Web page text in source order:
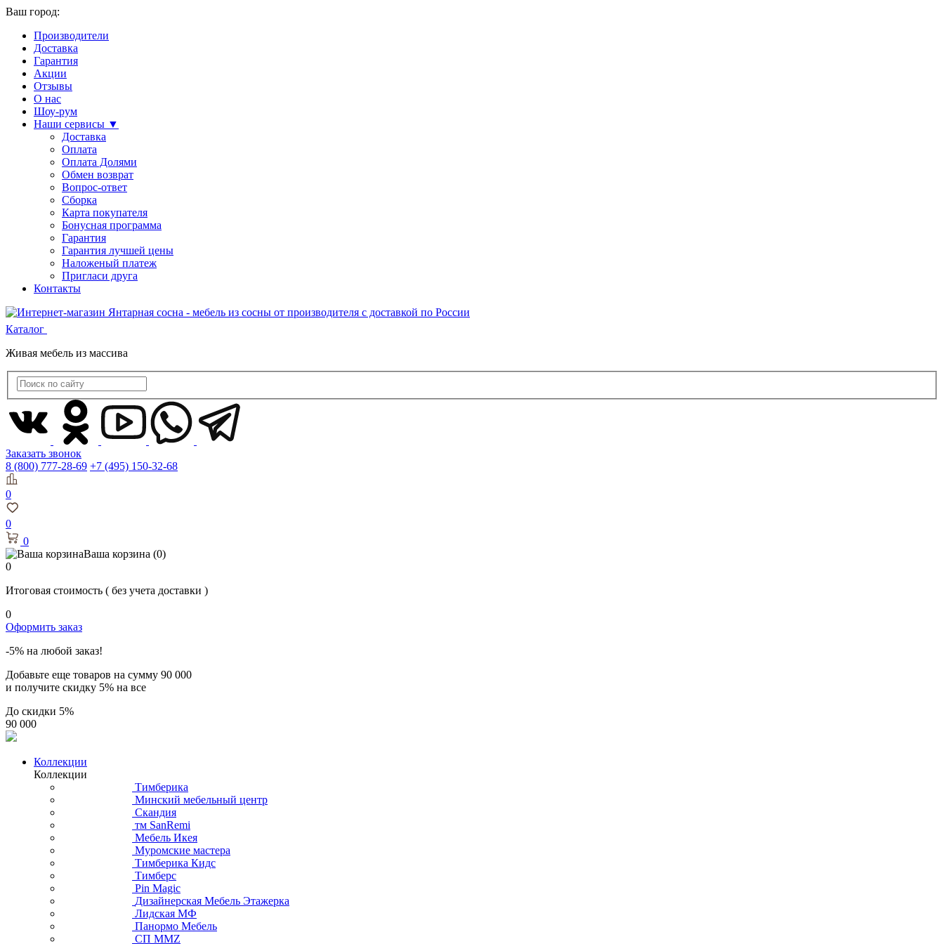
Ваш город:
Производители
Доставка
Гарантия
Акции
Отзывы
О нас
Шоу-рум
Наши сервисы ▼
Доставка
Оплата
Оплата Долями
Обмен возврат
Вопрос-ответ
Сборка
Карта покупателя
Бонусная программа
Гарантия
Гарантия лучшей цены
Наложеный платеж
Пригласи друга
Контакты
Каталог
Живая мебель из массива
Заказать звонок
8 (800) 777-28-69 +7 (495) 150-32-68
0
0
0
Ваша корзина (0)
0
Итоговая стоимость ( без учета доставки )
0
Оформить заказ
-5% на любой заказ!
Добавьте еще товаров на сумму 90 000
и получите скидку 5% на все
До скидки 5%
90 000
Коллекции
Коллекции
Тимберика
Минский мебельный центр
Скандия
тм SanRemi
Мебель Икея
Муромские мастера
Тимберика Кидс
Тимберс
Pin Magic
Дизайнерская Мебель Этажерка
Лидская МФ
Панормо Мебель
СП ММZ